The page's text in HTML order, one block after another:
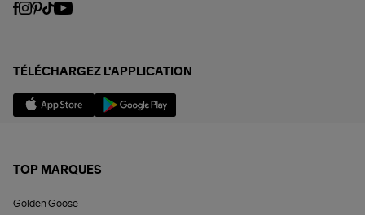
TÉLÉCHARGEZ L'APPLICATION
TOP MARQUES
Golden Goose